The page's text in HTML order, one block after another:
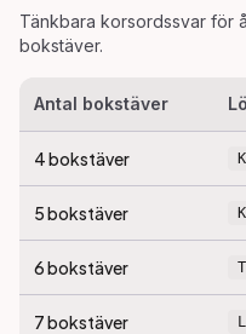
Tänkbara korsordssvar för
bokstäver.
Antal bokstäver
4bokstäver
5bokstäver
6bokstäver
7bokstäver